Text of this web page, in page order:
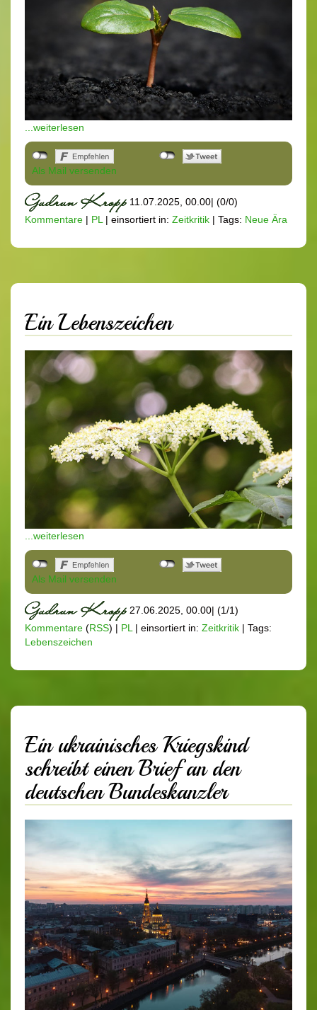
...weiterlesen
Als Mail versenden
11.07.2025, 00.00| (0/0)
Kommentare | PL | einsortiert in: Zeitkritik | Tags: Neue Ära
Ein Lebenszeichen
...weiterlesen
Als Mail versenden
27.06.2025, 00.00| (1/1)
Kommentare (RSS) | PL | einsortiert in: Zeitkritik | Tags:
Lebenszeichen
Ein ukrainisches Kriegskind
schreibt einen Brief an den
deutschen Bundeskanzler